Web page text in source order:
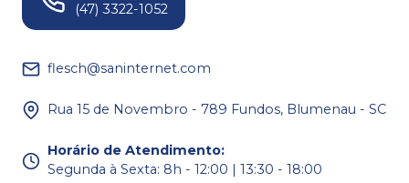
(47) 3322-1052
flesch@saninternet.com
Rua 15 de Novembro - 789 Fundos, Blumenau - SC
Horário de Atendimento:
Segunda à Sexta: 8h - 12:00 | 13:30 - 18:00